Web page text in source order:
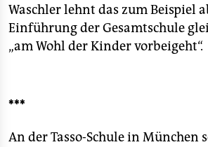
Waschler lehnt das zum Beispiel
Einführung der Gesamtschule
„am Wohl der Kinder vorbeigeht“.
***
An der Tasso-Schule in München